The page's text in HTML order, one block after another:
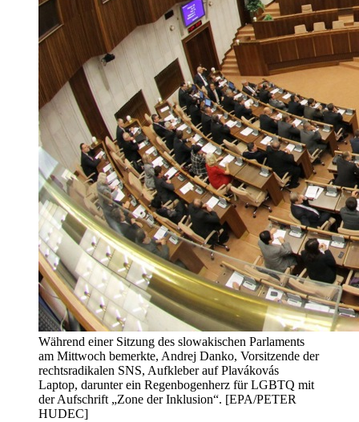
Während einer Sitzung des slowakischen Parlaments
am Mittwoch bemerkte, Andrej Danko, Vorsitzende der
rechtsradikalen SNS, Aufkleber auf Plavákovás
Laptop, darunter ein Regenbogenherz für LGBTQ mit
der Aufschrift „Zone der Inklusion“. [EPA/PETER
HUDEC]